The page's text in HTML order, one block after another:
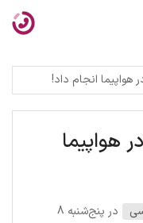
در هواپیما
در پنج‌شنبه 8